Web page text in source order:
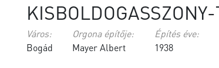
Város:
Bogád
Orgona építője:
Mayer Albert
Építés éve:
1938